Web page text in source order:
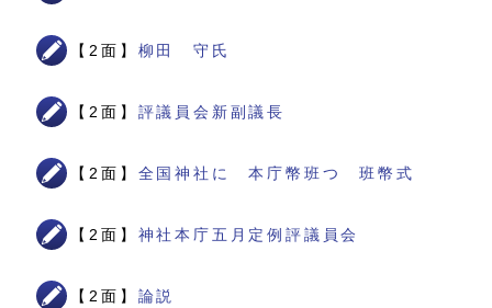
【2面】 柳田 守氏
【2面】 評議員会新副議長
【2面】 全国神社に 本庁幣班つ 班幣式
【2面】 神社本庁五月定例評議員会
【2面】 論説